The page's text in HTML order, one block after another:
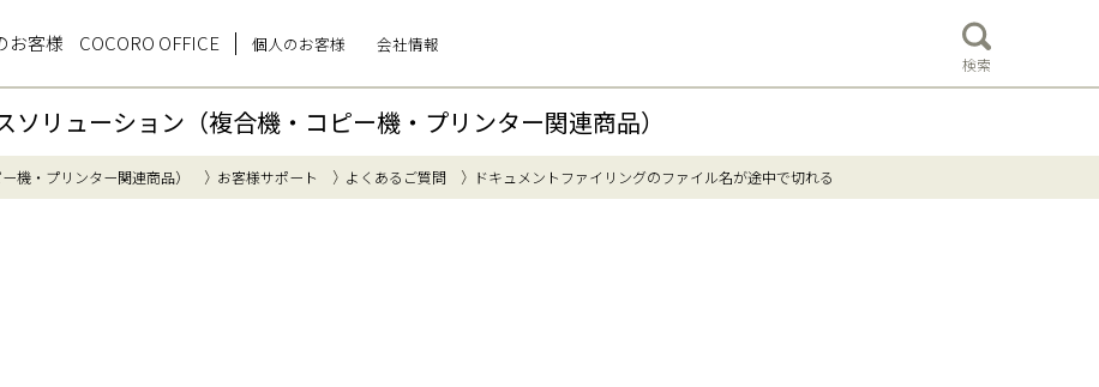
お客様 COCORO OFFICE 個人のお客様 会社情報
検索
ソリューション（複合機・コピー機・プリンター関連商品）
機・プリンター関連商品） お客様サポート よくあるご質問 ドキュメントファイリングのファイル名が途中で切れる